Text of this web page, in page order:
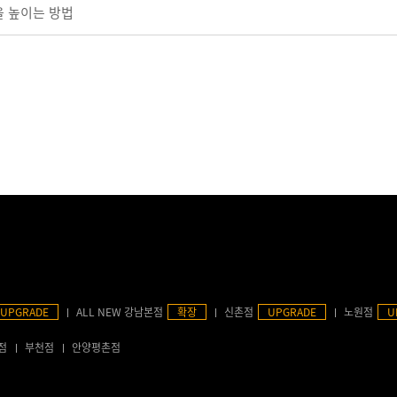
높이는 방법
UPGRADE ALL NEW 강남본점 확장 신촌점 UPGRADE 노원점
부천점 안양평촌점